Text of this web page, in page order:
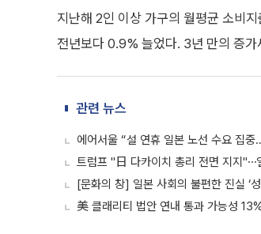
지난해 2인 이상 가구의 월평균 소비
전년보다 0.9% 늘었다. 3년 만의 증
관련 뉴스
에어서울 “설 연휴 일본 노선 수요 집중
트럼프 "日 다카이치 총리 전면 지지"⋯
[문화의 창] 일본 사회의 불편한 진실 ‘
美 클래리티 법안 연내 통과 가능성